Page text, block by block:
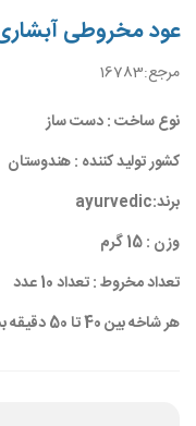
عود مخروطی
مرجع:16783
نوع ساخت : دست ساز
کشور تولید کننده : هندوستان
برند:ayurvedic
وزن : 15 گرم
تعداد مخروط : تعداد 10 عدد
هر شاخه بین 40 تا 50 دقیقه بستگی به محیط